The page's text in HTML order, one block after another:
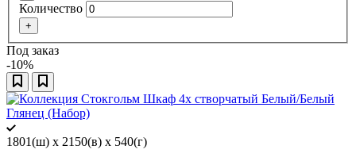
Количество
+
Под заказ
-10%
1801(ш) x 2150(в) x 540(г)